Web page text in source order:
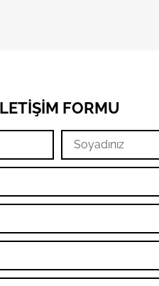
FORMU